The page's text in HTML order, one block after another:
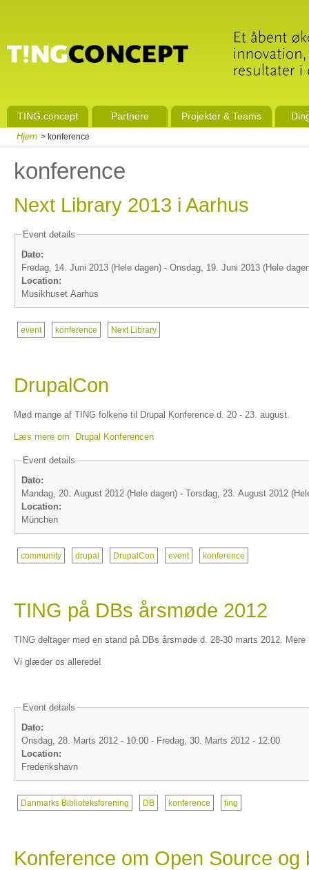
TING.concept Partnere Projekter & Teams
Hjem > konference
konference
Next Library 2013 i Aarhus
Event details
Dato:
Fredag, 14. Juni 2013 (Hele dagen) - Onsdag, 19. Juni 2013 (Hele
Location:
Musikhuset Aarhus
event konference Next Library
DrupalCon
Mød mange af TING folkene til Drupal Konference d. 20 - 23. august.
Læs mere om Drupal Konferencen
Event details
Dato:
Mandag, 20. August 2012 (Hele dagen) - Torsdag, 23. August 2012
Location:
München
community drupal DrupalCon event konference
TING på DBs årsmøde 2012
TING deltager med en stand på DBs årsmøde d. 28-30 marts 2012. Mere
Vi glæder os allerede!
Event details
Dato:
Onsdag, 28. Marts 2012 - 10:00 - Fredag, 30. Marts 2012 - 12:00
Location:
Frederikshavn
Danmarks Biblioteksforening DB konference ting
Konference om Open Source og